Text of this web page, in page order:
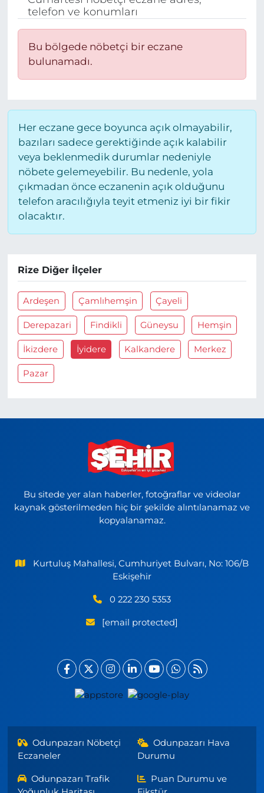
telefon ve konumları
Bu bölgede nöbetçi bir eczane
bulunamadı.
Her eczane gece boyunca açık olmayabilir,
bazıları sadece gerektiğinde açık kalabilir
veya beklenmedik durumlar nedeniyle
nöbete gelemeyebilir. Bu nedenle, yola
çıkmadan önce eczanenin açık olduğunu
telefon aracılığıyla teyit etmeniz iyi bir fikir
olacaktır.
Rize Diğer İlçeler
Ardeşen Çamlıhemşin Çayeli
Derepazari Findikli Güneysu Hemşin
İkizdere İyidere Kalkandere Merkez
Pazar
Bu sitede yer alan haberler, fotoğraflar ve videolar
kaynak gösterilmeden hiç bir şekilde alıntılanamaz ve
kopyalanamaz.
Kurtuluş Mahallesi, Cumhuriyet Bulvarı, No: 106/B
Eskişehir
0 222 230 5353
[email protected]
Odunpazarı Nöbetçi
Eczaneler
Odunpazarı Hava
Durumu
Odunpazarı Trafik
Puan Durumu ve
BÖLGE
YAŞAM
DÜNYA
GENEL
GÜNCEL
RESMİ İLAN